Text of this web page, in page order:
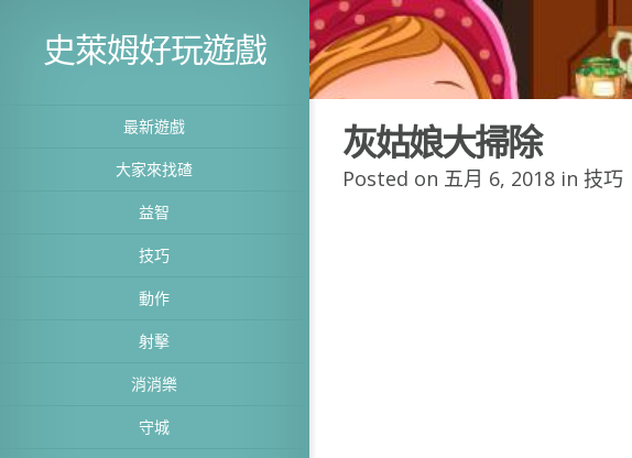
史萊姆好玩遊戲
最新遊戲
大家來找碴
益智
技巧
動作
射擊
消消樂
守城
灰姑娘大掃除
Posted on 五月 6, 2018 in 技巧